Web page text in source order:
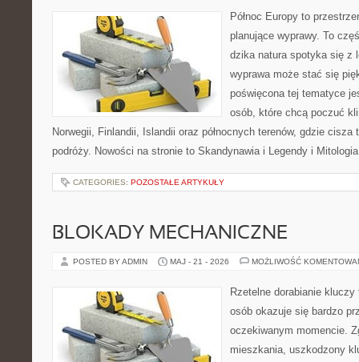
Północ Europy to
planujące wyprawy. To
dzika natura spotyka się z
wyprawa może stać się
poświęcona tej tematyce
osób, które chcą poczuć
Norwegii, Finlandii, Islandii oraz północnych terenów, gdzie cisza
podróży. Nowości na stronie to Skandynawia i Legendy i
CATEGORIES: POZOSTAŁE ARTYKUŁY
BLOKADY MECHANICZNE
POSTED BY ADMIN MAJ - 21 - 2026 MOŻLIWOŚĆ
Rzetelne dorabianie
osób okazuje się bardzo
oczekiwanym momencie.
mieszkania, uszkodzony